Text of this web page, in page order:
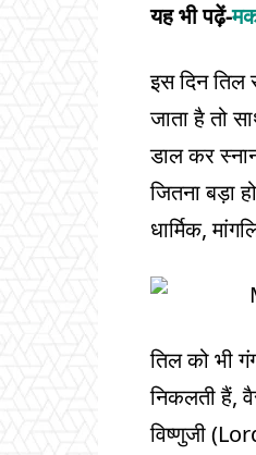
यह भी पढ़ें-
इस दिन तिल
जाता है तो
डाल कर
जितना बड़ा
धार्मिक,
तिल को भी
निकलती हैं,
विष्णुजी